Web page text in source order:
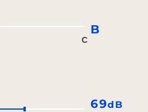
C
B
69dB